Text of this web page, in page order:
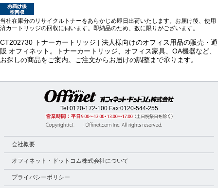
当社在庫分のリサイクルトナーをあらかじめ即日出荷いたします。お届け後、使用
済カートリッジの回収に伺います。即納品のため、数に限りがございます。
CT202730 トナーカートリッジ | 法人様向けのオフィス用品の販売・通
販 オフィネット。トナーカートリッジ、オフィス家具、OA機器など、
お探しの商品をご案内。ご注文からお届けの調整まで承ります。
Tel:0120-172-100Fax:0120-544-255
会社概要
オフィネット・ドットコム株式会社について
プライバシーポリシー